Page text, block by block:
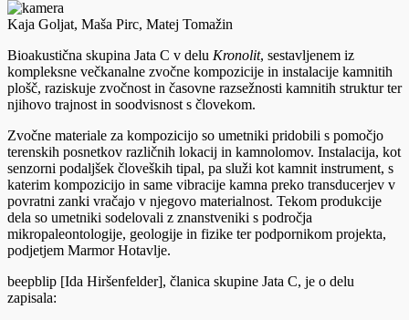
Kaja Goljat, Maša Pirc, Matej Tomažin
Bioakustična skupina Jata C v delu Kronolit, sestavljenem iz
kompleksne večkanalne zvočne kompozicije in instalacije kamnitih
plošč, raziskuje zvočnost in časovne razsežnosti kamnitih struktur ter
njihovo trajnost in soodvisnost s človekom.
Zvočne materiale za kompozicijo so umetniki pridobili s pomočjo
terenskih posnetkov različnih lokacij in kamnolomov. Instalacija, kot
senzorni podaljšek človeških tipal, pa služi kot kamnit instrument, s
katerim kompozicijo in same vibracije kamna preko transducerjev v
povratni zanki vračajo v njegovo materialnost. Tekom produkcije
dela so umetniki sodelovali z znanstveniki s področja
mikropaleontologije, geologije in fizike ter podpornikom projekta,
podjetjem Marmor Hotavlje.
beepblip [Ida Hiršenfelder], članica skupine Jata C, je o delu
zapisala: